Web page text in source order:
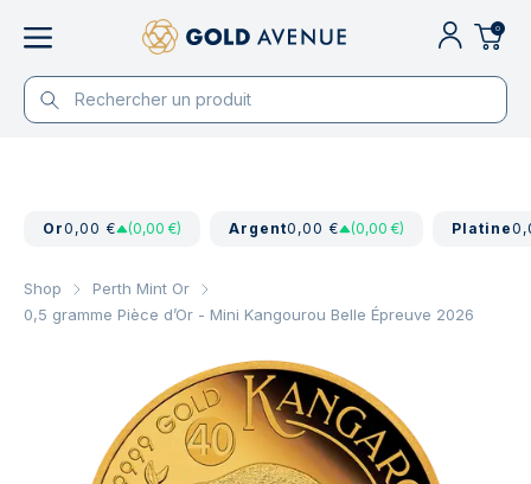
0
Or0,00 € (0,00 €) Argent0,00 € (0,00 €) Platine
Shop
Perth Mint Or
0,5 gramme Pièce d’Or - Mini Kangourou Belle Épreuve 2026